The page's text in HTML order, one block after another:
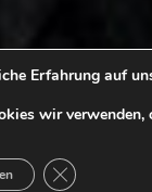
Erfahrung auf
wir verwenden,
GDPR